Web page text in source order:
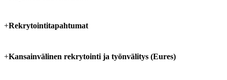
+Rekrytointitapahtumat
+Kansainvälinen rekrytointi ja työnvälitys (Eures)